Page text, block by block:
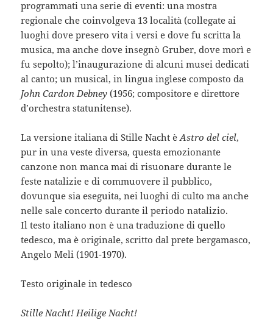
programmati una serie di eventi: una mostra
regionale che coinvolgeva 13 località (collegate ai
luoghi dove presero vita i versi e dove fu scritta la
musica, ma anche dove insegnò Gruber, dove morì e
fu sepolto); l’inaugurazione di alcuni musei dedicati
al canto; un musical, in lingua inglese composto da
John Cardon Debney (1956; compositore e direttore
d’orchestra statunitense).
La versione italiana di Stille Nacht èAstro del ciel,
pur in una veste diversa, questa emozionante
canzone non manca mai di risuonare durante le
feste natalizie e di commuovere il pubblico,
dovunque sia eseguita, nei luoghi di culto ma anche
nelle sale concerto durante il periodo natalizio.
Il testo italiano non è una traduzione di quello
tedesco, ma è originale, scritto dal prete bergamasco,
Angelo Meli (1901-1970).
Testo originale in tedesco
Stille Nacht! Heilige Nacht!